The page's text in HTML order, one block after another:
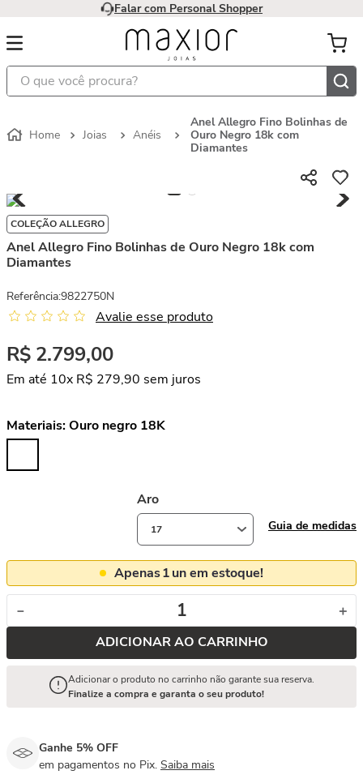
Falar com Personal Shopper
O que você procura?
Joias Anéis
Anel Allegro Fino Bolinhas de
Ouro Negro 18k com
Diamantes
COLEÇÃO ALLEGRO
Anel Allegro Fino Bolinhas de Ouro Negro 18k com
Diamantes
Referência:9822750N
Avalie esse produto
R$ 2.799,00
Em até 10x R$ 279,90 sem juros
Materiais:Ouro negro 18K
Guia de medidas
Aro
17
Apenas1un em estoque!
＋
－
ADICIONAR AO CARRINHO
Adicionar o produto no carrinho não garante sua reserva.
Finalize a compra e garanta o seu produto!
Ganhe 5% OFF
em pagamentos no Pix. Saiba mais